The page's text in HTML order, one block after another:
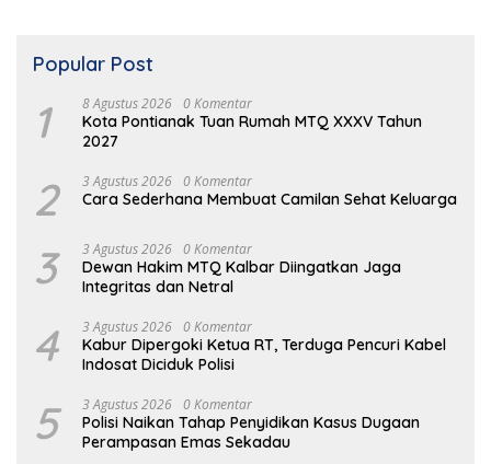
Popular Post
1 8 Agustus 2026 0 Komentar
Kota Pontianak Tuan Rumah MTQ XXXV Tahun
2027
2 3 Agustus 2026 0 Komentar
Cara Sederhana Membuat Camilan Sehat Keluarga
3 3 Agustus 2026 0 Komentar
Dewan Hakim MTQ Kalbar Diingatkan Jaga
Integritas dan Netral
4 3 Agustus 2026 0 Komentar
Kabur Dipergoki Ketua RT, Terduga Pencuri Kabel
Indosat Diciduk Polisi
5 3 Agustus 2026 0 Komentar
Polisi Naikan Tahap Penyidikan Kasus Dugaan
Perampasan Emas Sekadau